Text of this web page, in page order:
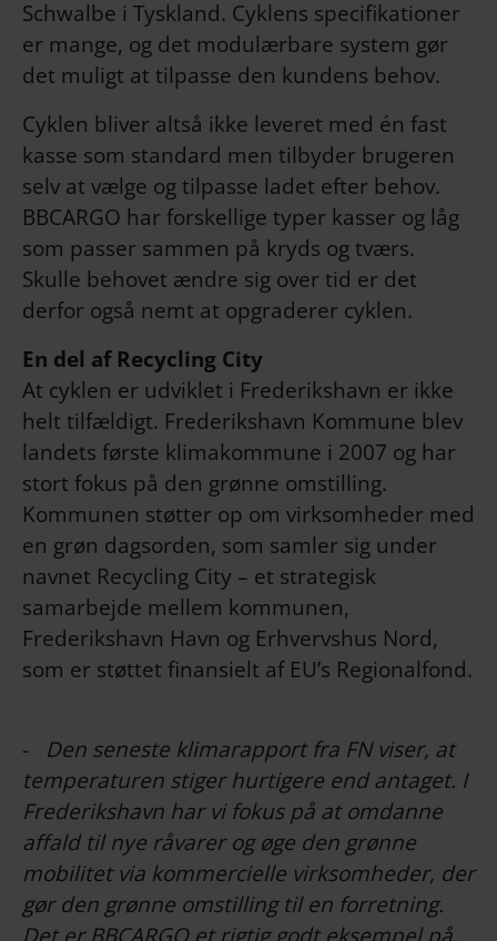
Schwalbe i Tyskland. Cyklens specifikationer
er mange, og det modulærbare system gør
det muligt at tilpasse den kundens behov.
Cyklen bliver altså ikke leveret med én fast
kasse som standard men tilbyder brugeren
selv at vælge og tilpasse ladet efter behov.
BBCARGO har forskellige typer kasser og låg
som passer sammen på kryds og tværs.
Skulle behovet ændre sig over tid er det
derfor også nemt at opgraderer cyklen.
En del af Recycling City
At cyklen er udviklet i Frederikshavn er ikke
helt tilfældigt. Frederikshavn Kommune blev
landets første klimakommune i 2007 og har
stort fokus på den grønne omstilling.
Kommunen støtter op om virksomheder med
en grøn dagsorden, som samler sig under
navnet Recycling City – et strategisk
samarbejde mellem kommunen,
Frederikshavn Havn og Erhvervshus Nord,
som er støttet finansielt af EU’s Regionalfond.
- Den seneste klimarapport fra FN viser, at
temperaturen stiger hurtigere end antaget. I
Frederikshavn har vi fokus på at omdanne
affald til nye råvarer og øge den grønne
mobilitet via kommercielle virksomheder, der
gør den grønne omstilling til en forretning.